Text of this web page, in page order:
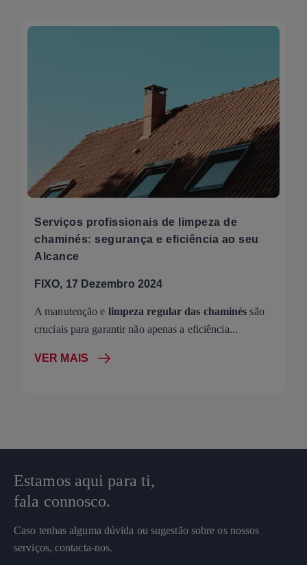
Serviços profissionais de limpeza de
chaminés: segurança e eficiência ao seu
Alcance
FIXO, 17 Dezembro 2024
A manutenção e limpeza regular das chaminés são
cruciais para garantir não apenas a eficiência...
VER MAIS
Estamos aqui para ti,
fala connosco.
Caso tenhas alguma dúvida ou sugestão sobre os nossos
serviços, contacta-nos.